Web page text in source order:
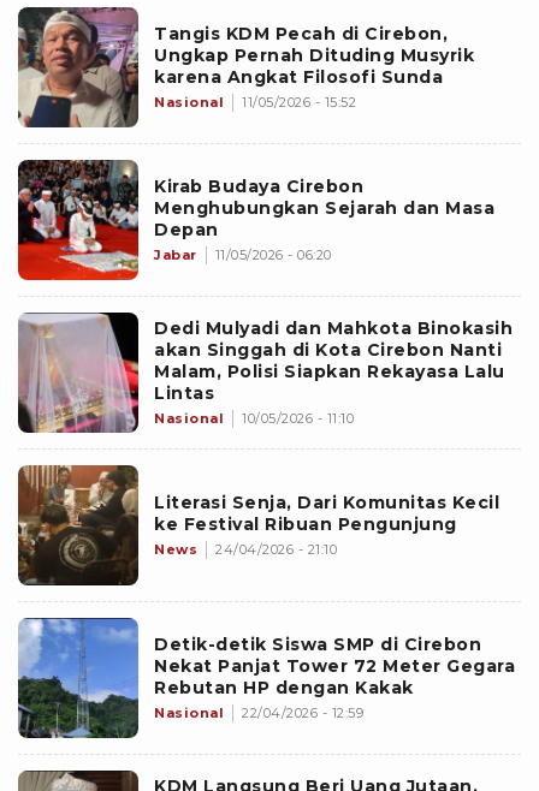
Tangis KDM Pecah di Cirebon,
Ungkap Pernah Dituding Musyrik
karena Angkat Filosofi Sunda
Nasional 11/05/2026 - 15:52
Kirab Budaya Cirebon
Menghubungkan Sejarah dan Masa
Depan
Jabar 11/05/2026 - 06:20
Dedi Mulyadi dan Mahkota Binokasih
akan Singgah di Kota Cirebon Nanti
Malam, Polisi Siapkan Rekayasa Lalu
Lintas
Nasional 10/05/2026 - 11:10
Literasi Senja, Dari Komunitas Kecil
ke Festival Ribuan Pengunjung
News 24/04/2026 - 21:10
Detik-detik Siswa SMP di Cirebon
Nekat Panjat Tower 72 Meter Gegara
Rebutan HP dengan Kakak
Nasional 22/04/2026 - 12:59
KDM Langsung Beri Uang Jutaan,